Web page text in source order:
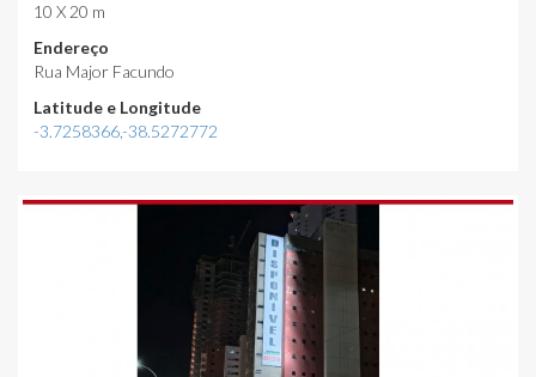
10 X 20 m
Endereço
Rua Major Facundo
Latitude e Longitude
-3.7258366,-38.5272772